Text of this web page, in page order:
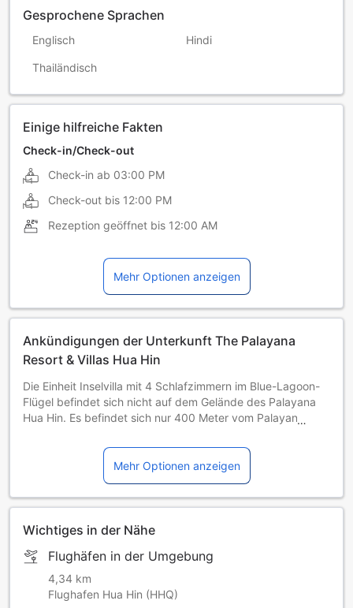
Gesprochene Sprachen
Englisch Hindi
Thailändisch
Einige hilfreiche Fakten
Check-in/Check-out
Check-in ab 03:00 PM
Check-out bis 12:00 PM
Rezeption geöffnet bis 12:00 AM
Mehr Optionen anzeigen
Ankündigungen der Unterkunft The Palayana
Resort & Villas Hua Hin
Die Einheit Inselvilla mit 4 Schlafzimmern im Blue-Lagoon-
Flügel befindet sich nicht auf dem Gelände des Palayana
Hua Hin. Es befindet sich nur 400 Meter vom Palayana
Sie befindet sich jedoch vollständig im Besitz des
Palayana-Teams und wird von diesem verwaltet. Der
Golfwagen wird sofort arrangiert, um Ihren Transfer
zwischen den beiden Veranstaltungsorten mit nur einem
Anruf an die Rezeption zu erledigen, und Sie haben
während Ihres Aufenthalts Zugang zu allen Einrichtungen
The Palayana Hua Hin Wöchentliche Aktivitäten
Montag Mocktail-Kurs (16:00-17:00 Uhr), Coconut Club
(300 THB pro Person) (Kreieren Sie erfrischende Cocktails
Mehr Optionen anzeigen
Wichtiges in der Nähe
Flughäfen in der Umgebung
4,34 km
Flughafen Hua Hin (HHQ)